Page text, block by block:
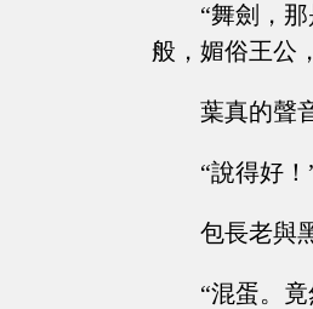
“舞劍，
般，媚俗王公
葉真的聲
“說得好！
包長老與
“混蛋。